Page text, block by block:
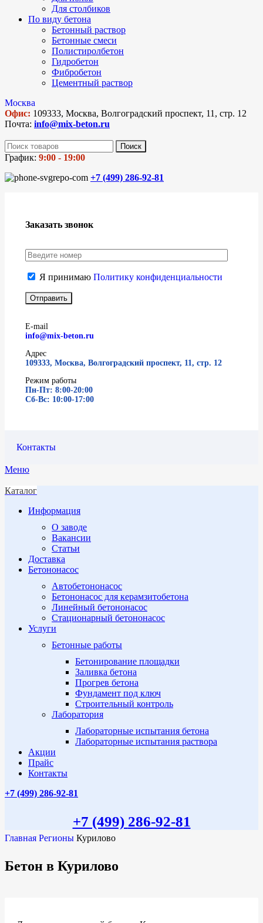
Для столбиков
По виду бетона
Бетонный раствор
Бетонные смеси
Полистиролбетон
Гидробетон
Фибробетон
Цементный раствор
Москва
Офис: 109333, Москва, Волгоградский проспект, 11, стр. 12
Почта: info@mix-beton.ru
Поиск
График: 9:00 - 19:00
+7 (499) 286-92-81
Заказать звонок
Я принимаю Политику конфиденциальности
E-mail
info@mix-beton.ru
Адрес
109333, Москва, Волгоградский проспект, 11, стр. 12
Режим работы
Пн-Пт: 8:00-20:00
Сб-Вс: 10:00-17:00
Контакты
Меню
Каталог
Информация
О заводе
Вакансии
Статьи
Доставка
Бетононасос
Автобетононасос
Бетононасос для керамзитобетона
Линейный бетононасос
Стационарный бетононасос
Услуги
Бетонные работы
Бетонирование площадки
Заливка бетона
Прогрев бетона
Фундамент под ключ
Строительный контроль
Лаборатория
Лабораторные испытания бетона
Лабораторные испытания раствора
Акции
Прайс
Контакты
+7 (499) 286-92-81
+7 (499) 286-92-81
Главная Регионы Курилово
Бетон в Курилово